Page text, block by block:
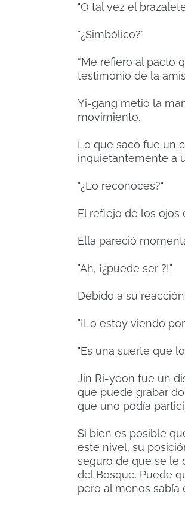
"O tal vez el
"¿Simbólico?"
“Me refiero al pacto
testimonio de la
Yi-gang metió la
movimiento.
Lo que sacó fue un
inquietantemente a
"¿Lo reconoces?"
El reflejo de los ojos
Ella pareció
"Ah, ¡¿puede ser ?!"
Debido a su
"¡Lo estoy viendo
"Es una suerte que
Jin Ri-yeon fue un
que puede grabar
que uno podía
Si bien es posible
este nivel, su
seguro de que se le
del Bosque. Puede
pero al menos